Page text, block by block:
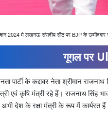
2024 मे लखनऊ संसदीय सीट पर BJP के उम्मीदवार
गूगल पर
पार्टी के कद्दावर नेता श्रीमान
एवं कृषि मंत्री रहे हैं। राजनाथ सिंह
अभी देश के रक्षा मंत्री के रूप में कार्यरत